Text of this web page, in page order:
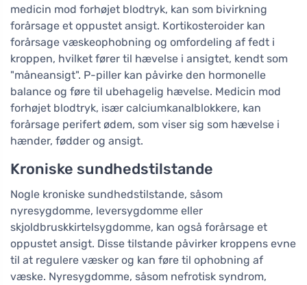
medicin mod forhøjet blodtryk, kan som bivirkning
forårsage et oppustet ansigt. Kortikosteroider kan
forårsage væskeophobning og omfordeling af fedt i
kroppen, hvilket fører til hævelse i ansigtet, kendt som
"måneansigt". P-piller kan påvirke den hormonelle
balance og føre til ubehagelig hævelse. Medicin mod
forhøjet blodtryk, især calciumkanalblokkere, kan
forårsage perifert ødem, som viser sig som hævelse i
hænder, fødder og ansigt.
Kroniske sundhedstilstande
Nogle kroniske sundhedstilstande, såsom
nyresygdomme, leversygdomme eller
skjoldbruskkirtelsygdomme, kan også forårsage et
oppustet ansigt. Disse tilstande påvirker kroppens evne
til at regulere væsker og kan føre til ophobning af
væske. Nyresygdomme, såsom nefrotisk syndrom,